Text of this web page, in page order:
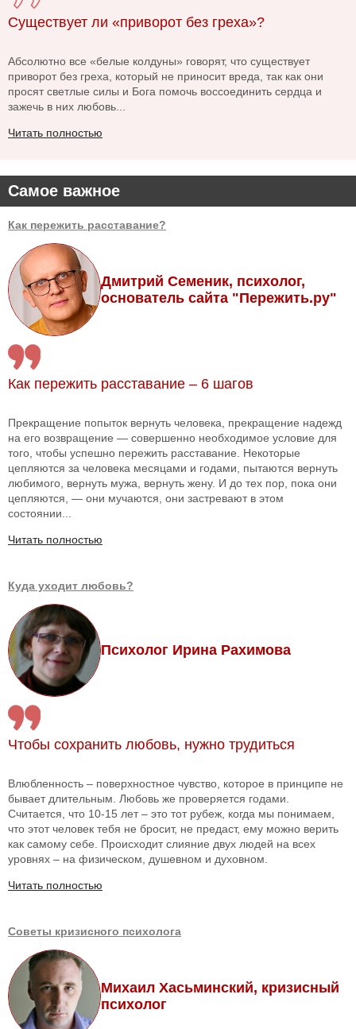
Самое важное
Как пережить расставание?
Дмитрий Семеник, психолог,
основатель сайта "Пережить.ру"
Как пережить расставание – 6 шагов
Прекращение попыток вернуть человека, прекращение надежд
на его возвращение — совершенно необходимое условие для
того, чтобы успешно пережить расставание. Некоторые
цепляются за человека месяцами и годами, пытаются вернуть
любимого, вернуть мужа, вернуть жену. И до тех пор, пока они
цепляются, — они мучаются, они застревают в этом
состоянии...
Читать полностью
Куда уходит любовь?
Психолог Ирина Рахимова
Чтобы сохранить любовь, нужно трудиться
Влюбленность – поверхностное чувство, которое в принципе не
бывает длительным. Любовь же проверяется годами.
Считается, что 10-15 лет – это тот рубеж, когда мы понимаем,
что этот человек тебя не бросит, не предаст, ему можно верить
как самому себе. Происходит слияние двух людей на всех
уровнях – на физическом, душевном и духовном.
Читать полностью
Советы кризисного психолога
Михаил Хасьминский, кризисный
психолог
Существует ли «приворот без греха»?
Абсолютно все «белые колдуны» говорят, что существует
приворот без греха, который не приносит вреда, так как они
просят светлые силы и Бога помочь воссоединить сердца и
зажечь в них любовь...
Читать полностью